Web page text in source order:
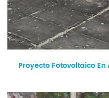
Proyecto Fotovoltaico En